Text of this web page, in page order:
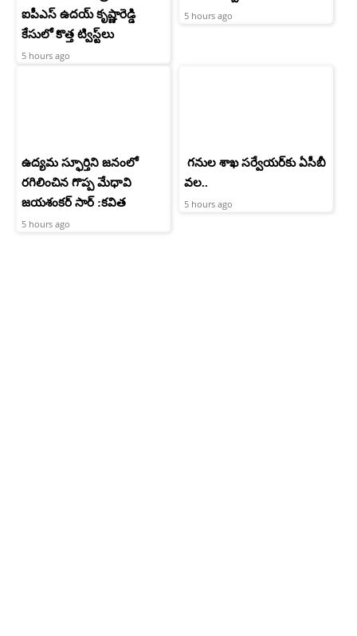
ఐపీఎస్ ఉదయ్ కృష్ణారెడ్డి
కేసులో కొత్త ట్విస్ట్‌లు
5 hours ago
5 hours ago
ఉద్యమ స్ఫూర్తిని జనంలో
రగిలించిన గొప్ప మేధావి
జయశంకర్ సార్ :కవిత
5 hours ago
గనుల శాఖ సర్వేయర్‌కు ఏసీబీ
వల..
5 hours ago